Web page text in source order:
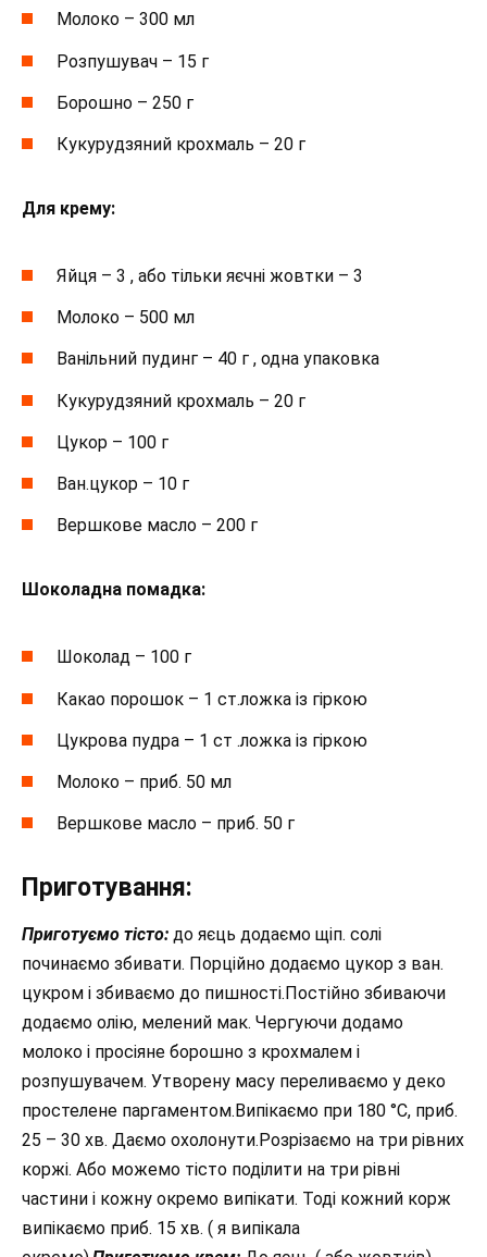
Молоко – 300 мл
Розпушувач – 15 г
Борошно – 250 г
Кукурудзяний крохмаль – 20 г
Для крему:
Яйця – 3 , або тільки яєчні жовтки – 3
Молоко – 500 мл
Ванільний пудинг – 40 г , одна упаковка
Кукурудзяний крохмаль – 20 г
Цукор – 100 г
Ван.цукор – 10 г
Вершкове масло – 200 г
Шоколадна помадка:
Шоколад – 100 г
Какао порошок – 1 ст.ложка із гіркою
Цукрова пудра – 1 ст .ложка із гіркою
Молоко – приб. 50 мл
Вершкове масло – приб. 50 г
Приготування:
Приготуємо тісто: до яєць додаємо щіп. солі
починаємо збивати. Порційно додаємо цукор з ван.
цукром і збиваємо до пишності.Постійно збиваючи
додаємо олію, мелений мак. Чергуючи додамо
молоко і просіяне борошно з крохмалем і
розпушувачем. Утворену масу переливаємо у деко
простелене паргаментом.Випікаємо при 180 °С, приб.
25 – 30 хв. Даємо охолонути.Розрізаємо на три рівних
коржі. Або можемо тісто поділити на три рівні
частини і кожну окремо випікати. Тоді кожний корж
випікаємо приб. 15 хв. ( я випікала